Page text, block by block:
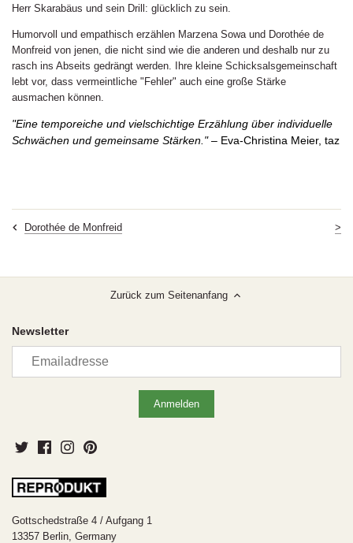
Herr Skarabäus und sein Drill: glücklich zu sein.
Humorvoll und empathisch erzählen Marzena Sowa und Dorothée de
Monfreid von jenen, die nicht sind wie die anderen und deshalb nur zu
rasch ins Abseits gedrängt werden. Ihre kleine Schicksalsgemeinschaft
lebt vor, dass vermeintliche "Fehler" auch eine große Stärke
ausmachen können.
"Eine temporeiche und vielschichtige Erzählung über individuelle
Schwächen und gemeinsame Stärken."– Eva-Christina Meier, taz
Dorothée de Monfreid >
Zurück zum Seitenanfang
Newsletter
Gottschedstraße 4 / Aufgang 1
13357 Berlin, Germany